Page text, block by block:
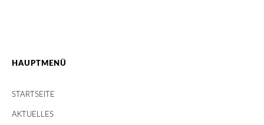
HAUPTMENÜ
STARTSEITE
AKTUELLES